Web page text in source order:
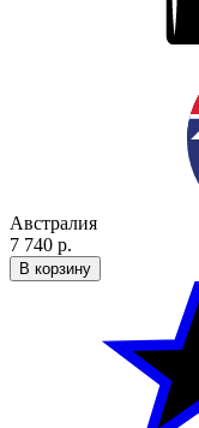
Австралия
7 740 р.
В корзину